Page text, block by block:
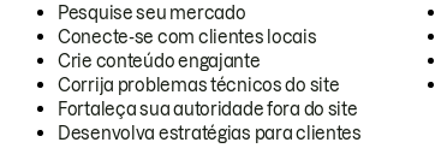
Pesquise seu mercado
Conecte-se com clientes locais
Crie conteúdo engajante
Corrija problemas técnicos do site
Fortaleça sua autoridade fora do site
Desenvolva estratégias para clientes